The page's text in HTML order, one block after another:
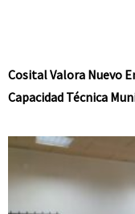
Cosital Valora Nuevo
Capacidad Técnica